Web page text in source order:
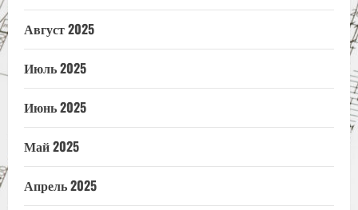
Август 2025
Июль 2025
Июнь 2025
Май 2025
Апрель 2025